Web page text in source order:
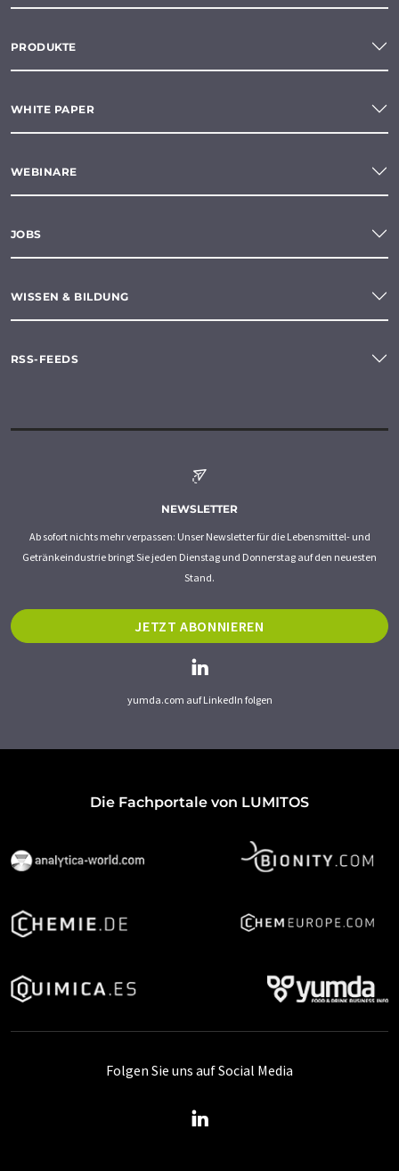
PRODUKTE
WHITE PAPER
WEBINARE
JOBS
WISSEN & BILDUNG
RSS-FEEDS
NEWSLETTER
Ab sofort nichts mehr verpassen: Unser Newsletter für die Lebensmittel- und
Getränkeindustrie bringt Sie jeden Dienstag und Donnerstag auf den neuesten
Stand.
JETZT ABONNIEREN
yumda.com auf LinkedIn folgen
Die Fachportale von LUMITOS
Folgen Sie uns auf Social Media